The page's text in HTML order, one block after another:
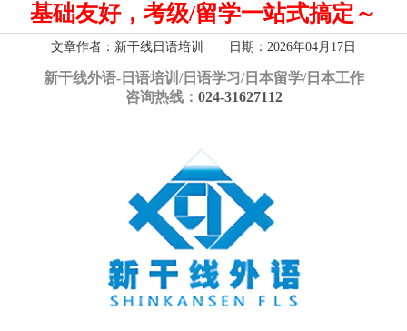
基础友好，考级/留学一站式搞定～
文章作者：新干线日语培训 日期：2026年04月17日
新干线外语-日语培训/日语学习/日本留学/日本工作
咨询热线： 024-31627112